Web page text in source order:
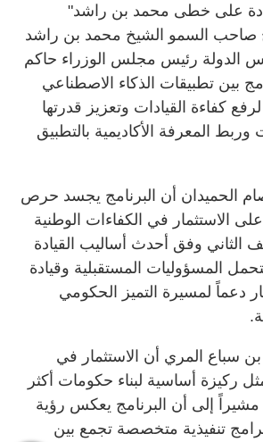
على خطى محمد بن راشد"
صاحب السمو الشيخ محمد بن راشد
الدولة رئيس مجلس الوزراء حاكم
بين تطبيقات الذكاء الاصطناعي
كفاءة القيادات وتعزيز قدرتها
وربط المعرفة الأكاديمية بالتطبيق
الحميدان أن البرنامج يجسد حرص
على الاستثمار في الكفاءات الوطنية
الثاني وفق أحدث أساليب القيادة
المسؤوليات المستقبلية وقيادة
دعماً لمسيرة التميز الحكومي
سباع المري أن الاستثمار في
ركيزة أساسية لبناء حكومات أكثر
مشيراً إلى أن البرنامج يعكس رؤية
تنفيذية متخصصة تجمع بين